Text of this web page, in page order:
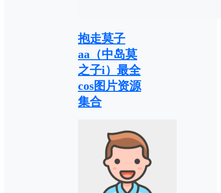
抱走莫子
aa（中岛莫
之子i）最全
cos图片资源
集合